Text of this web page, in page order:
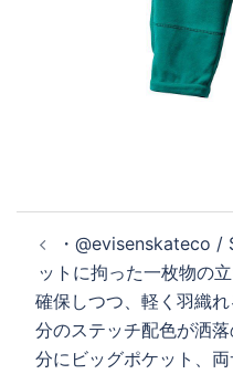
稿
ナ
ビ
ゲ
・@evisenskateco /
ットに拘った一枚物の
確保しつつ、軽く羽織
分のステッチ配色が洒
分にビッグポケット、